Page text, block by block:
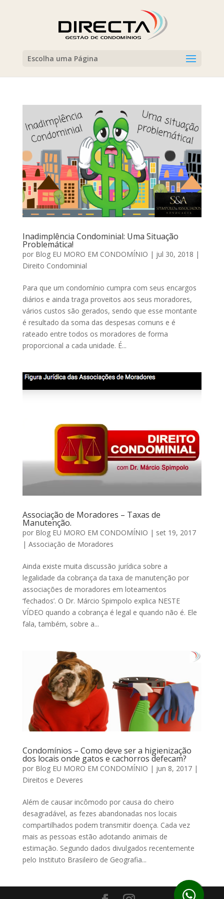
Escolha uma Página
Inadimplência Condominial: Uma Situação
Problemática!
por Blog EU MORO EM CONDOMÍNIO | jul 30, 2018 |
Direito Condominial
Para que um condomínio cumpra com seus encargos
diários e ainda traga proveitos aos seus moradores,
vários custos são gerados, sendo que esse montante
é resultado da soma das despesas comuns e é
rateado entre todos os moradores de forma
proporcional a cada unidade. É...
Associação de Moradores – Taxas de
Manutenção.
por Blog EU MORO EM CONDOMÍNIO | set 19, 2017
| Associação de Moradores
Ainda existe muita discussão jurídica sobre a
legalidade da cobrança da taxa de manutenção por
associações de moradores em loteamentos
‘fechados’. O Dr. Márcio Spimpolo explica NESTE
VÍDEO quando a cobrança é legal e quando não é. Ele
fala, também, sobre a...
Condomínios – Como deve ser a higienização
dos locais onde gatos e cachorros defecam?
por Blog EU MORO EM CONDOMÍNIO | jun 8, 2017|
Direitos e Deveres
Além de causar incômodo por causa do cheiro
desagradável, as fezes abandonadas nos locais
compartilhados podem transmitir doença. Cada vez
mais as pessoas estão adotando animais de
estimação. Segundo dados divulgados recentemente
pelo Instituto Brasileiro de Geografia...